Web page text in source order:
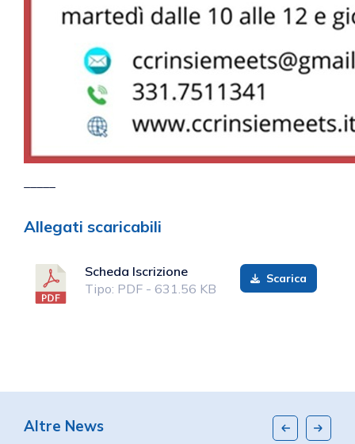
Allegati scaricabili
Scheda Iscrizione
Tipo: PDF - 631.56 KB
Scarica
Altre News